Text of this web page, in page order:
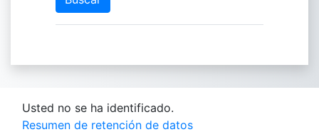
Usted no se ha identificado.
Resumen de retención de datos